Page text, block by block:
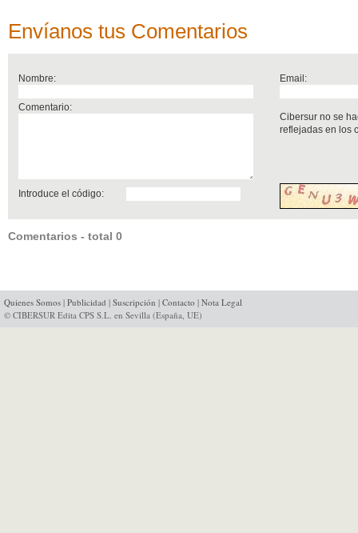
Envíanos tus Comentarios
Nombre: Email:
Comentario:
Cibersur no se
reflejadas en los
Introduce el código:
Comentarios - total 0
Quienes Somos | Publicidad | Suscripción | Contacto | Nota Legal
© CIBERSUR Edita CPS S.L. en Sevilla (España, UE)